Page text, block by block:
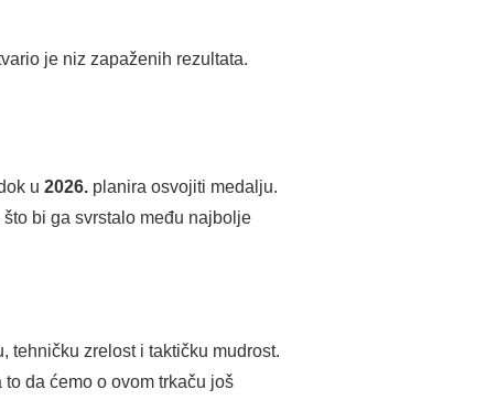
je niz zapaženih rezultata.
u 2026. planira osvojiti medalju.
što bi ga svrstalo među najbolje
tehničku zrelost i taktičku mudrost.
da ćemo o ovom trkaču još